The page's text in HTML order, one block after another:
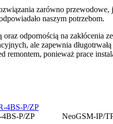
zarówno
naszym potrzebom.
odpornością na zakłócenia
ale zapewnia
ponieważ prace
P/ZP NeoGSM-IP/